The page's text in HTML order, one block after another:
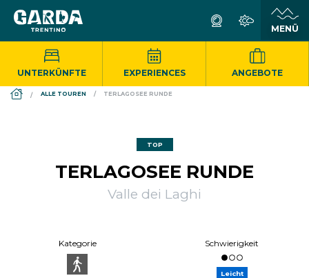
UNTERKÜNFTE EXPERIENCES ANGEBOTE
DS_BREADCRUMB.HOME
ALLE TOUREN TERLAGOSEE RUNDE
TOP
TERLAGOSEE RUNDE
Valle dei Laghi
Kategorie Schwierigkeit
Leicht